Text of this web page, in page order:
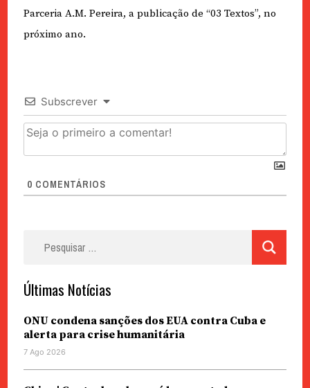
Parceria A.M. Pereira, a publicação de “03 Textos”, no
próximo ano.
Subscrever
0 COMENTÁRIOS
Últimas Notícias
ONU condena sanções dos EUA contra Cuba e
alerta para crise humanitária
7 Ago 2026